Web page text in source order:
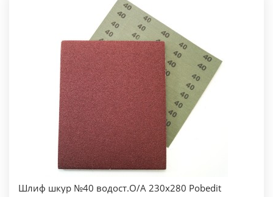
Шлиф шкур №40 водост.О/А 230х280 Pobedit